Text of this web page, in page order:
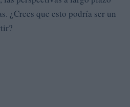
¿Crees que esto podría ser un